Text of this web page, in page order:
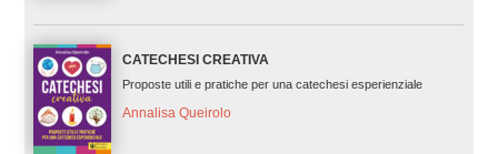
CATECHESI CREATIVA
Proposte utili e pratiche per una catechesi esperienziale
Annalisa Queirolo